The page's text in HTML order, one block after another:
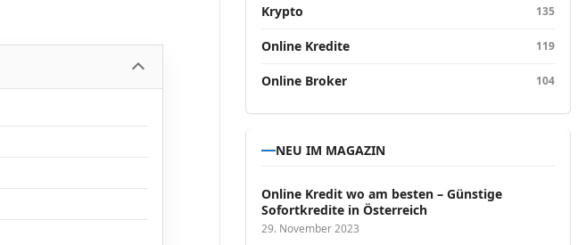
Krypto 135
Online Kredite 119
Online Broker 104
NEU IM MAGAZIN
Online Kredit wo am besten – Günstige
Sofortkredite in Österreich
29. November 2023